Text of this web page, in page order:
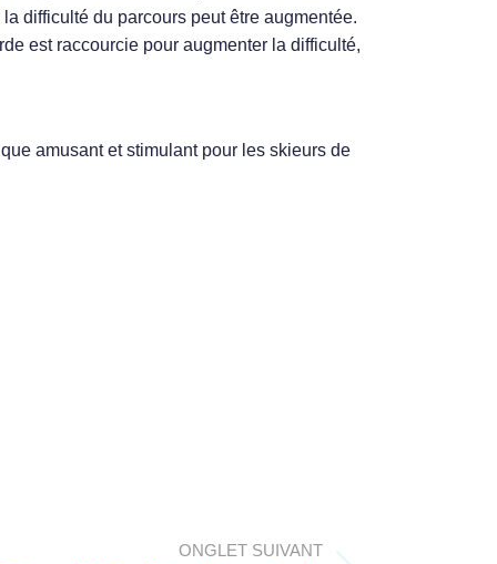
difficulté du parcours peut être augmentée.
est raccourcie pour augmenter la difficulté,
amusant et stimulant pour les skieurs de
ONGLET SUIVANT